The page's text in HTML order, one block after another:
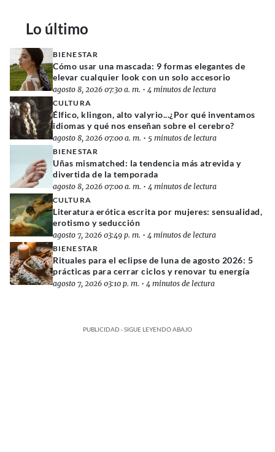
Lo último
BIENESTAR
Cómo usar una mascada: 9 formas elegantes de
elevar cualquier look con un solo accesorio
agosto 8, 2026 07:30 a. m. • 4 minutos de lectura
CULTURA
Élfico, klingon, alto valyrio...¿Por qué inventamos
idiomas y qué nos enseñan sobre el cerebro?
agosto 8, 2026 07:00 a. m. • 5 minutos de lectura
BIENESTAR
Uñas mismatched: la tendencia más atrevida y
divertida de la temporada
agosto 8, 2026 07:00 a. m. • 4 minutos de lectura
CULTURA
Literatura erótica escrita por mujeres: sensualidad,
erotismo y seducción
agosto 7, 2026 03:49 p. m. • 4 minutos de lectura
BIENESTAR
Rituales para el eclipse de luna de agosto 2026: 5
prácticas para cerrar ciclos y renovar tu energía
agosto 7, 2026 03:10 p. m. • 4 minutos de lectura
PUBLICIDAD - SIGUE LEYENDO ABAJO